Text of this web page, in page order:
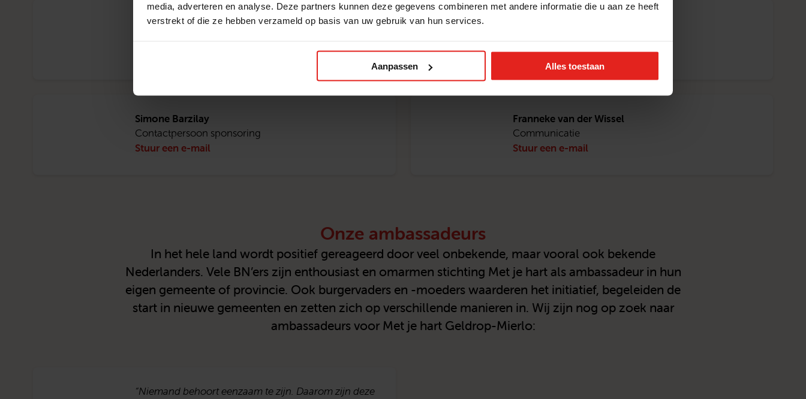
media, adverteren en analyse. Deze partners kunnen deze gegevens combineren met andere informatie die u aan ze heeft
verstrekt of die ze hebben verzameld op basis van uw gebruik van hun services.
Aanpassen Alles toestaan
Marita de Gouw
Stuur een e-mail
Simone Barzilay
Contactpersoon sponsoring
Stuur een e-mail
Franneke van der Wissel
Communicatie
Stuur een e-mail
Onze ambassadeurs
In het hele land wordt positief gereageerd door veel onbekende, maar vooral ook bekende
Nederlanders. Vele BN’ers zijn enthousiast en omarmen stichting Met je hart als ambassadeur in hun
eigen gemeente of provincie. Ook burgervaders en -moeders waarderen het initiatief, begeleiden de
start in nieuwe gemeenten en zetten zich op verschillende manieren in. Wij zijn nog op zoek naar
ambassadeurs voor Met je hart Geldrop-Mierlo:
“Niemand behoort eenzaam te zijn. Daarom zijn deze